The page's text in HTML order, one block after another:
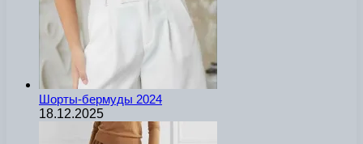
Шорты-бермуды 2024
18.12.2025